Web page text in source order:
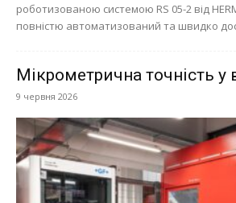
роботизованою системою RS 05-2 від
повністю автоматизований та швидко
Мікрометрична точність у
9 червня 2026